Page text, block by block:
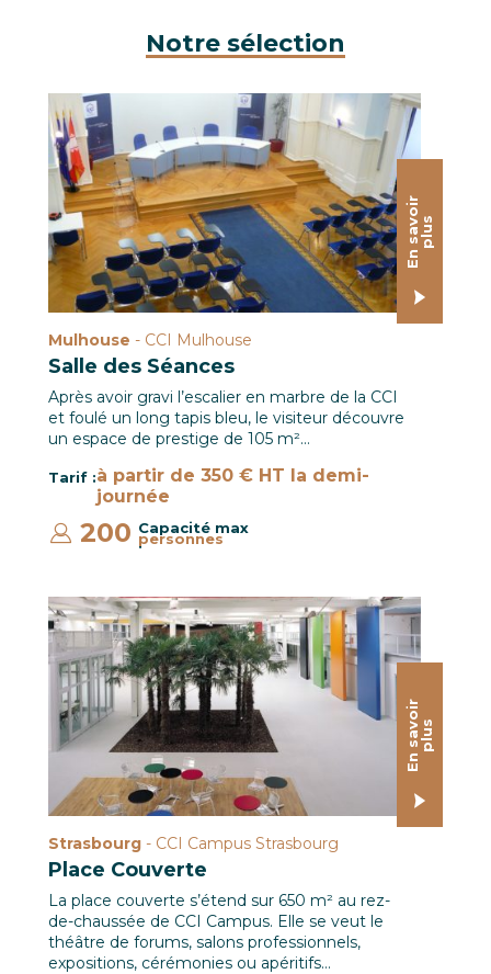
Notre sélection
Salle des Séances / CCI Mulhouse
E
n
s
av
o
i
r
p
l
us
Mulhouse - CCI Mulhouse
Salle des Séances
Après avoir gravi l’escalier en marbre de la CCI
et foulé un long tapis bleu, le visiteur découvre
un espace de prestige de 105 m²…
Tarif :à partir de 350 € HT la demi-
journée
Capacité max
:
200 personnes
Place Couverte / CCI Campus
E
n
s
av
o
i
r
p
l
us
Strasbourg - CCI Campus Strasbourg
Place Couverte
La place couverte s’étend sur 650 m² au rez-
de-chaussée de CCI Campus. Elle se veut le
théâtre de forums, salons professionnels,
expositions, cérémonies ou apéritifs…